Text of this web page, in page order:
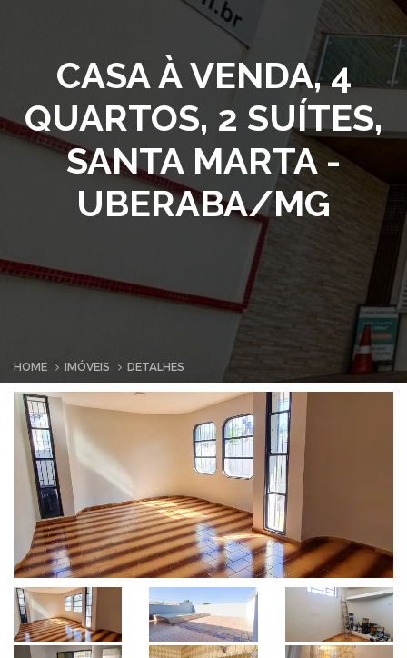
CASA À VENDA, 4
QUARTOS, 2 SUÍTES,
SANTA MARTA -
UBERABA/MG
HOME IMÓVEIS DETALHES